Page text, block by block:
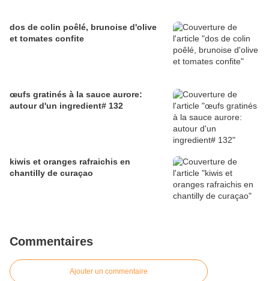
dos de colin poêlé, brunoise d'olive
et tomates confite
œufs gratinés à la sauce aurore:
autour d'un ingredient# 132
kiwis et oranges rafraichis en
chantilly de curaçao
Commentaires
Ajouter un commentaire